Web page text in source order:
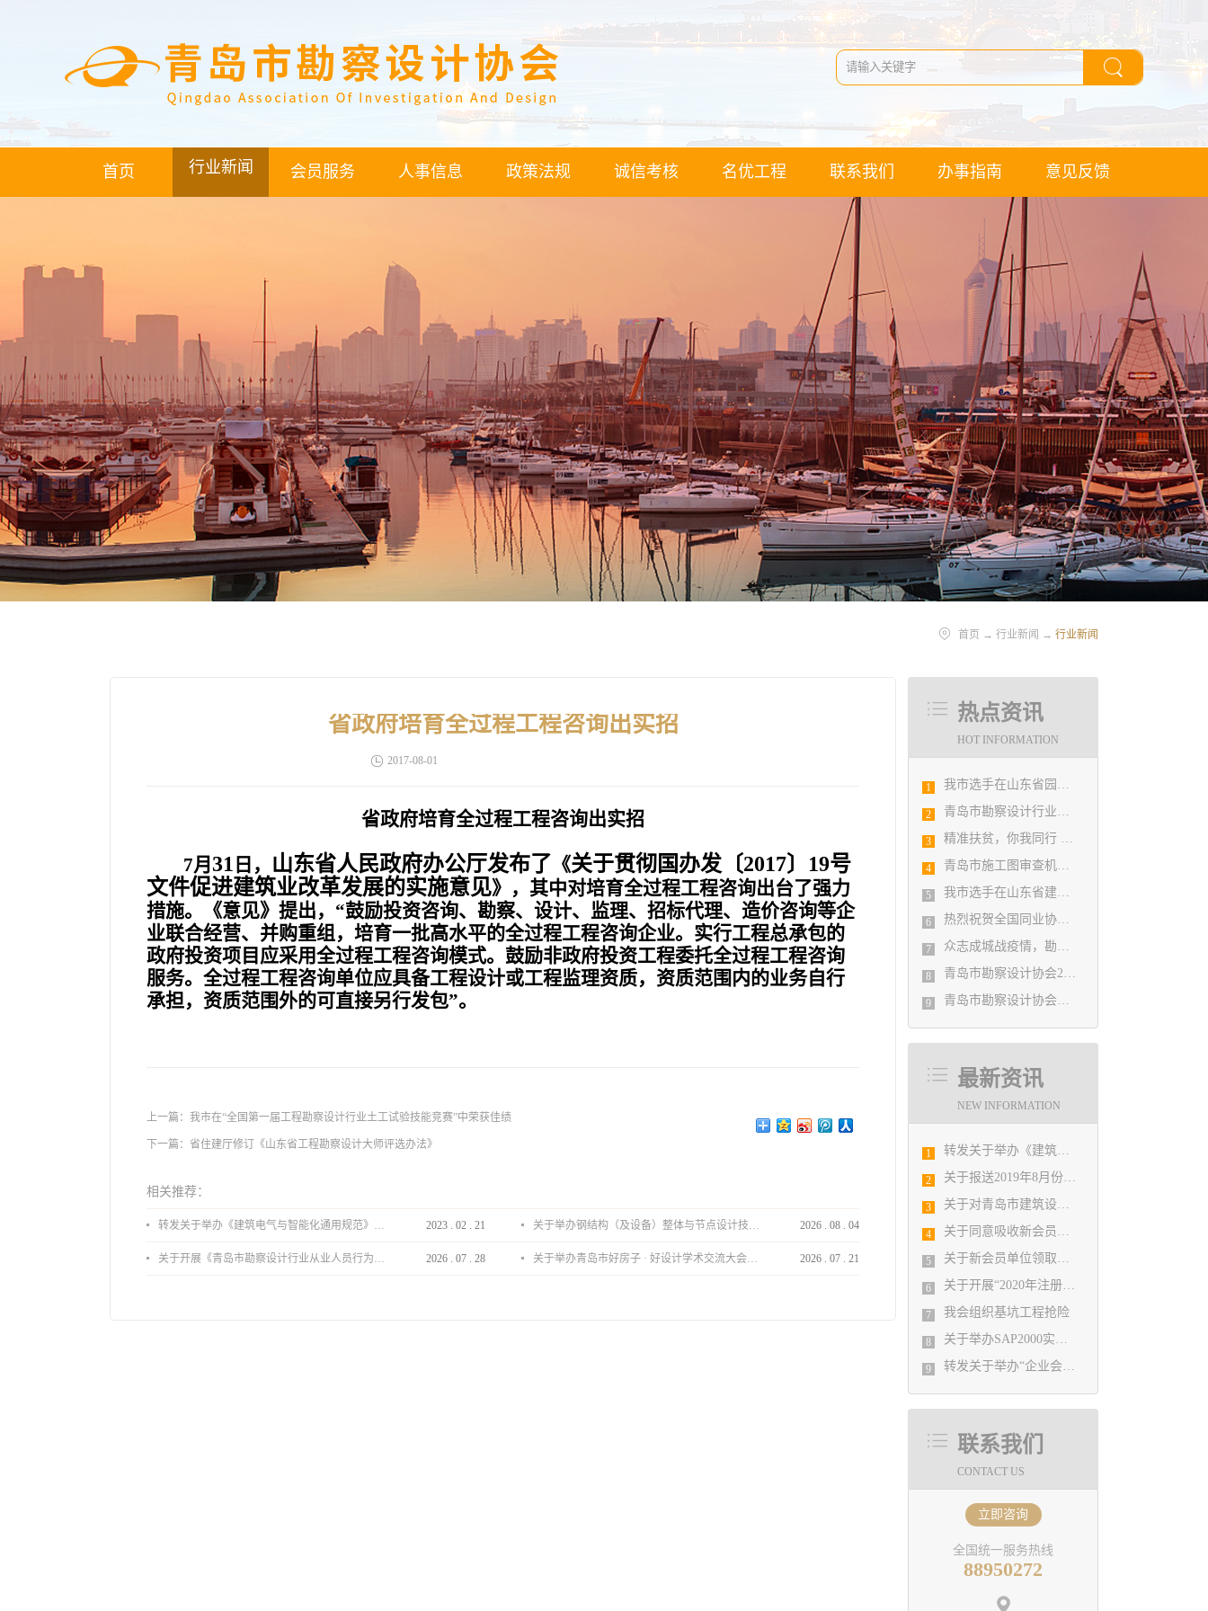
首页 行业新闻 会员服务 人事信息 政策法规 诚信考核 名优工程 联系我们 办事指南 意见反馈
首页 → 行业新闻 → 行业新闻
热点资讯
HOT INFORMATION
1 我市选手在山东省园林景观设计创意职业技能竞赛中勇夺佳绩
2 青岛市勘察设计行业民事纠纷调解协调中心正式揭牌成立
3 精准扶贫，你我同行 ——协会荣获全市2018年度脱贫攻坚和扶贫协作先进集体
4 青岛市施工图审查机构第八次联席会议成功举办
5 我市选手在山东省建筑设计BIM技术应用技能竞赛取得佳绩
6 热烈祝贺全国同业协会共庆新中国成立七十周年大会在广州成功举办 我市工程勘察设计行业获得多项荣誉称号
7 众志成城战疫情，勘察设计行业在行动
8 青岛市勘察设计协会2020年度第一次理事会顺利召开
9 青岛市勘察设计协会陪同市住房和城乡建设局刘波副局长走访调研会员单位
最新资讯
NEW INFORMATION
1 转发关于举办《建筑电气与智能化通用规范》 GB55024-2022公益宣贯的通知
2 关于报送2019年8月份勘察设计经济形势月报有关工作的通知
3 关于对青岛市建筑设计BIM技术应用技能竞赛选拔赛获奖结果的公示
4 关于同意吸收新会员单位的决定
5 关于新会员单位领取会员名牌的通知
6 关于开展“2020年注册土木（岩土）工程师继续教育（选修课）暨勘察设计单位技术骨干培训班”的通知
7 我会组织基坑工程抢险
8 关于举办SAP2000实例操作培训活动的通知
9 转发关于举办“企业会计准则新变化与税收新政策解读、工程助察设计企业收入确认与成本处理实务操作与税务全面筹划培训班”的通知
联系我们
CONTACT US
立即咨询
全国统一服务热线
88950272
省政府培育全过程工程咨询出实招
2017-08-01
省政府培育全过程工程咨询出实招
7月 31 日 ， 山东省人民政府办公厅发布了 《关于贯彻国办发〔2017〕 19号
文件促进建筑业改革发展的实施意见》，其中对培育全过程工程咨询出台了强力
措施。《意见》提出，“鼓励投资咨询、勘察、设计、监理、招标代理、造价咨询等企
业联合经营、并购重组，培育一批高水平的全过程工程咨询企业。实行工程总承包的
政府投资项目应采用全过程工程咨询模式。鼓励非政府投资工程委托全过程工程咨询
服务。全过程工程咨询单位应具备工程设计或工程监理资质，资质范围内的业务自行
承担，资质范围外的可直接另行发包”。
上一篇： 我市在“全国第一届工程勘察设计行业土工试验技能竞赛”中荣获佳绩
下一篇： 省住建厅修订《山东省工程勘察设计大师评选办法》
相关推荐：
转发关于举办《建筑电气与智能化通用规范》 GB55024-2022公益宣贯的通知 2023 . 02 . 21 关于举办钢结构（及设备）整体与节点设计技术分享会的通知 2026 . 08 . 04
关于开展《青岛市勘察设计行业从业人员行为导则》、《青岛市住宅工程设计审查品质提升指引（2026版）》宣贯活动的通知 2026 . 07 . 28 关于举办青岛市好房子 · 好设计学术交流大会的通知 2026 . 07 . 21